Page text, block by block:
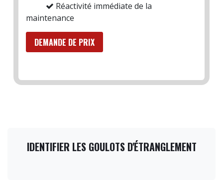
Réactivité immédiate de la
maintenance
DEMANDE DE PRIX
IDENTIFIER LES GOULOTS D'ÉTRANGLEMENT